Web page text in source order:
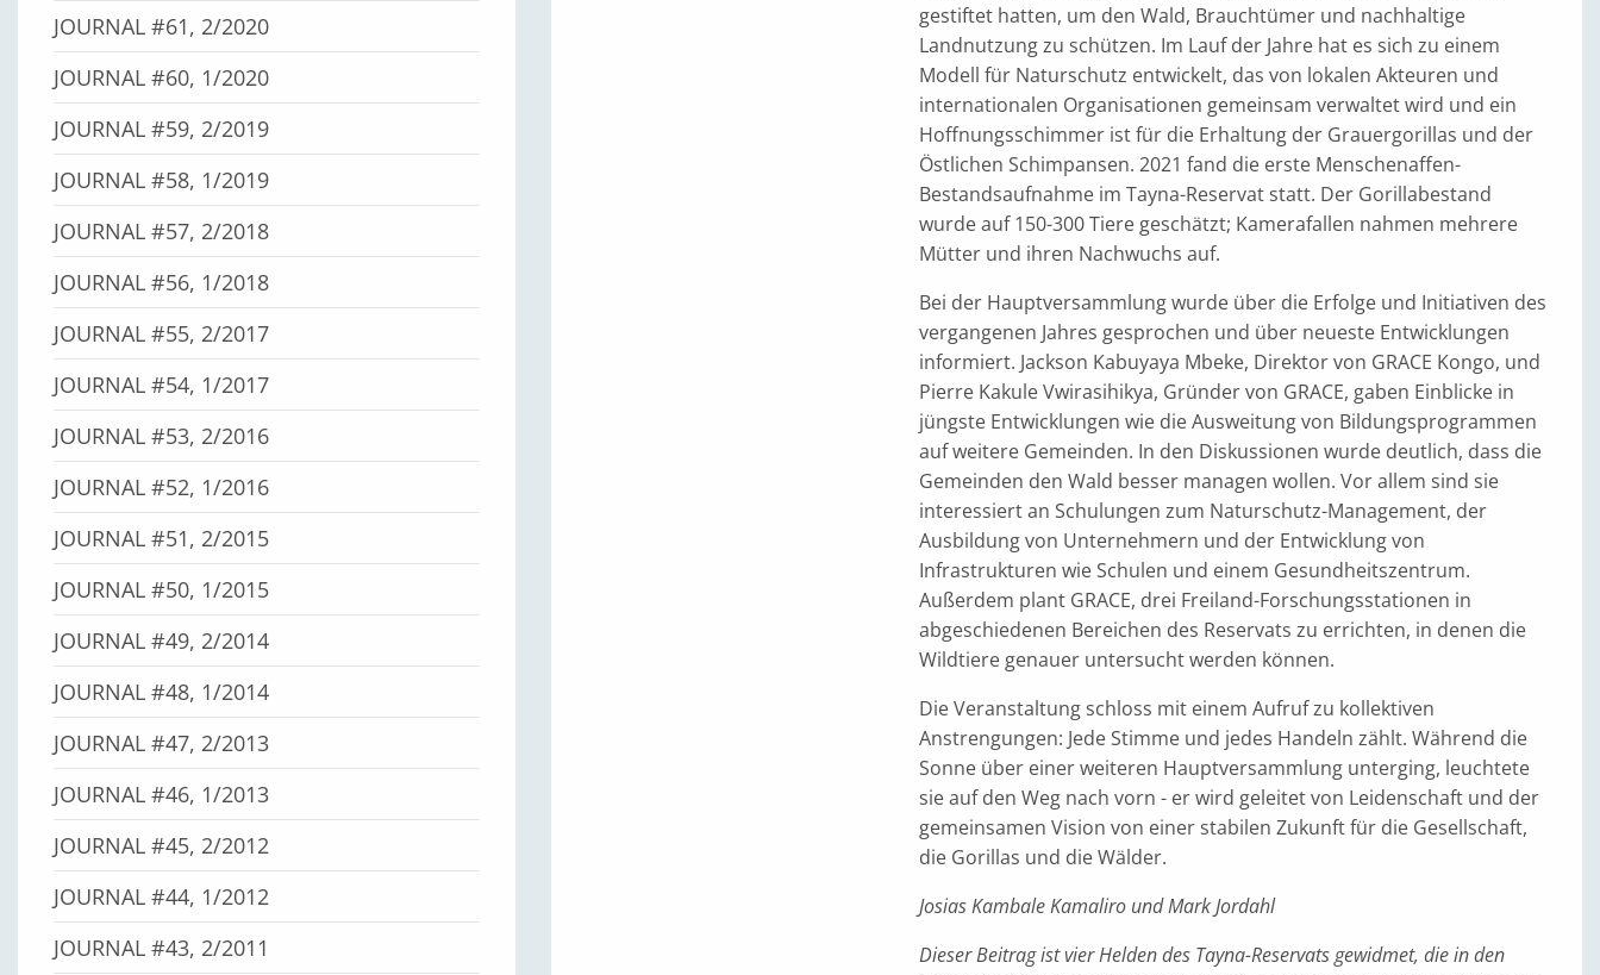
gestiftet hatten, um den Wald, Brauchtümer und nachhaltige
Landnutzung zu schützen. Im Lauf der Jahre hat es sich zu einem
Modell für Naturschutz entwickelt, das von lokalen Akteuren und
internationalen Organisationen gemeinsam verwaltet wird und ein
Hoffnungsschimmer ist für die Erhaltung der Grauergorillas und der
Östlichen Schimpansen. 2021 fand die erste Menschenaffen-
Bestandsaufnahme im Tayna-Reservat statt. Der Gorillabestand
wurde auf 150-300 Tiere geschätzt; Kamerafallen nahmen mehrere
Mütter und ihren Nachwuchs auf.
Bei der Hauptversammlung wurde über die Erfolge und Initiativen des
vergangenen Jahres gesprochen und über neueste Entwicklungen
informiert. Jackson Kabuyaya Mbeke, Direktor von GRACE Kongo, und
Pierre Kakule Vwirasihikya, Gründer von GRACE, gaben Einblicke in
jüngste Entwicklungen wie die Ausweitung von Bildungsprogrammen
auf weitere Gemeinden. In den Diskussionen wurde deutlich, dass die
Gemeinden den Wald besser managen wollen. Vor allem sind sie
interessiert an Schulungen zum Naturschutz-Management, der
Ausbildung von Unternehmern und der Entwicklung von
Infrastrukturen wie Schulen und einem Gesundheitszentrum.
Außerdem plant GRACE, drei Freiland-Forschungsstationen in
abgeschiedenen Bereichen des Reservats zu errichten, in denen die
Wildtiere genauer untersucht werden können.
Die Veranstaltung schloss mit einem Aufruf zu kollektiven
Anstrengungen: Jede Stimme und jedes Handeln zählt. Während die
Sonne über einer weiteren Hauptversammlung unterging, leuchtete
sie auf den Weg nach vorn - er wird geleitet von Leidenschaft und der
gemeinsamen Vision von einer stabilen Zukunft für die Gesellschaft,
die Gorillas und die Wälder.
Josias Kambale Kamaliro und Mark Jordahl
Dieser Beitrag ist vier Helden des Tayna-Reservats gewidmet, die in den
JOURNAL #61, 2/2020
JOURNAL #60, 1/2020
JOURNAL #59, 2/2019
JOURNAL #58, 1/2019
JOURNAL #57, 2/2018
JOURNAL #56, 1/2018
JOURNAL #55, 2/2017
JOURNAL #54, 1/2017
JOURNAL #53, 2/2016
JOURNAL #52, 1/2016
JOURNAL #51, 2/2015
JOURNAL #50, 1/2015
JOURNAL #49, 2/2014
JOURNAL #48, 1/2014
JOURNAL #47, 2/2013
JOURNAL #46, 1/2013
JOURNAL #45, 2/2012
JOURNAL #44, 1/2012
JOURNAL #43, 2/2011